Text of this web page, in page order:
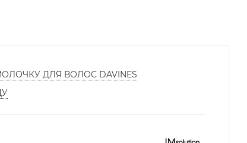
ДЛЯ ВОЛОС DAVINES